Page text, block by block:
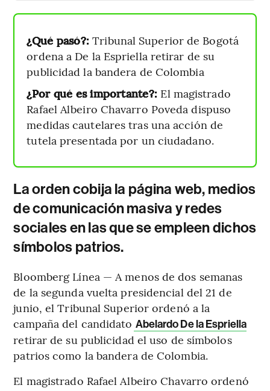
¿Qué pasó?: Tribunal Superior de Bogotá
ordena a De la Espriella retirar de su
publicidad la bandera de Colombia
¿Por qué es importante?: El magistrado
Rafael Albeiro Chavarro Poveda dispuso
medidas cautelares tras una acción de
tutela presentada por un ciudadano.
La orden cobija la página web, medios
de comunicación masiva y redes
sociales en las que se empleen dichos
símbolos patrios.
Bloomberg Línea — A menos de dos semanas
de la segunda vuelta presidencial del 21 de
junio, el Tribunal Superior ordenó a la
campaña del candidato Abelardo De la Espriella
retirar de su publicidad el uso de símbolos
patrios como la bandera de Colombia.
El magistrado Rafael Albeiro Chavarro ordenó